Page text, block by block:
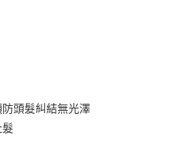
頭髮糾結無光澤
髮